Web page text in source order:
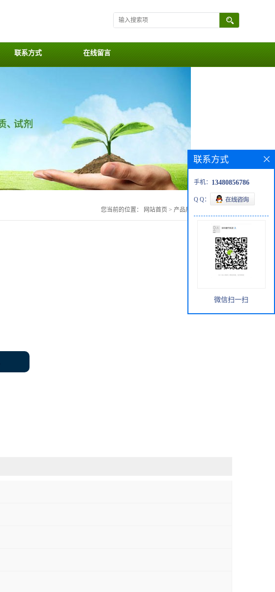
联系方式 在线留言
您当前的位置： 网站首页 > 产品展厅
联系方式
手机： 13480856786
Q Q：
微信扫一扫